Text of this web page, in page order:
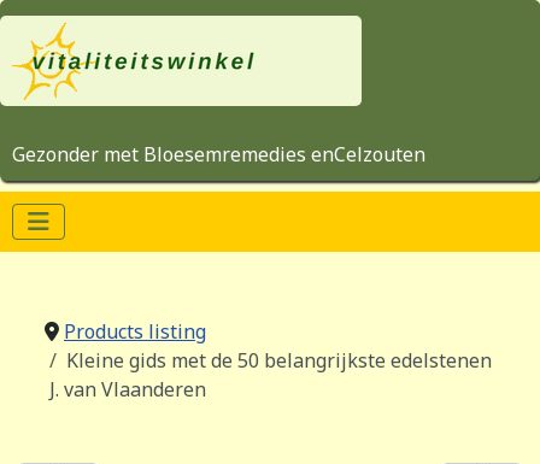
Gezonder met Bloesemremedies enCelzouten
Products listing
Kleine gids met de 50 belangrijkste edelstenen
J. van Vlaanderen